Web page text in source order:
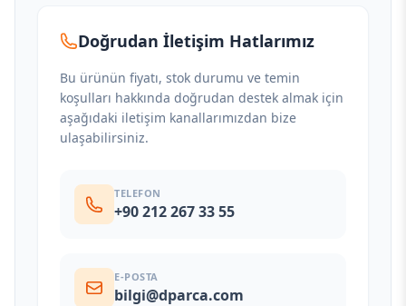
Doğrudan İletişim Hatlarımız
Bu ürünün fiyatı, stok durumu ve temin
koşulları hakkında doğrudan destek almak için
aşağıdaki iletişim kanallarımızdan bize
ulaşabilirsiniz.
TELEFON
+90 212 267 33 55
E-POSTA
bilgi@dparca.com